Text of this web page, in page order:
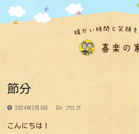
テ
ン
ツ
へ
ス
ッ
プ
節分
2024年2月3日 ブログ
こんにちは！